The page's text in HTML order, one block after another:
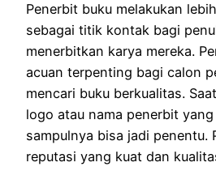
Penerbit buku melakukan
sebagai titik kontak bagi
menerbitkan karya mereka.
acuan terpenting bagi calon
mencari buku berkualitas.
logo atau nama penerbit
sampulnya bisa jadi penentu.
reputasi yang kuat dan